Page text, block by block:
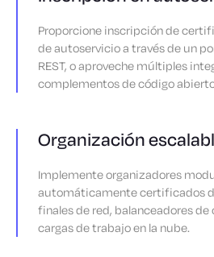
Proporcione inscripción de
de autoservicio a través de un
REST, o aproveche múltiples
complementos de código
Organización
Implemente organizadores
automáticamente certificados
finales de red, balanceadores de
cargas de trabajo en la nube.